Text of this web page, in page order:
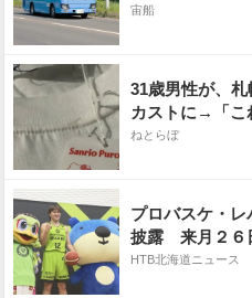
バス
宙船
31歳男性が、
カストに→「こ
品に「まさに運
ねとらぼ
プロバスケ・
披露 来月２６
HTB北海道ニュース